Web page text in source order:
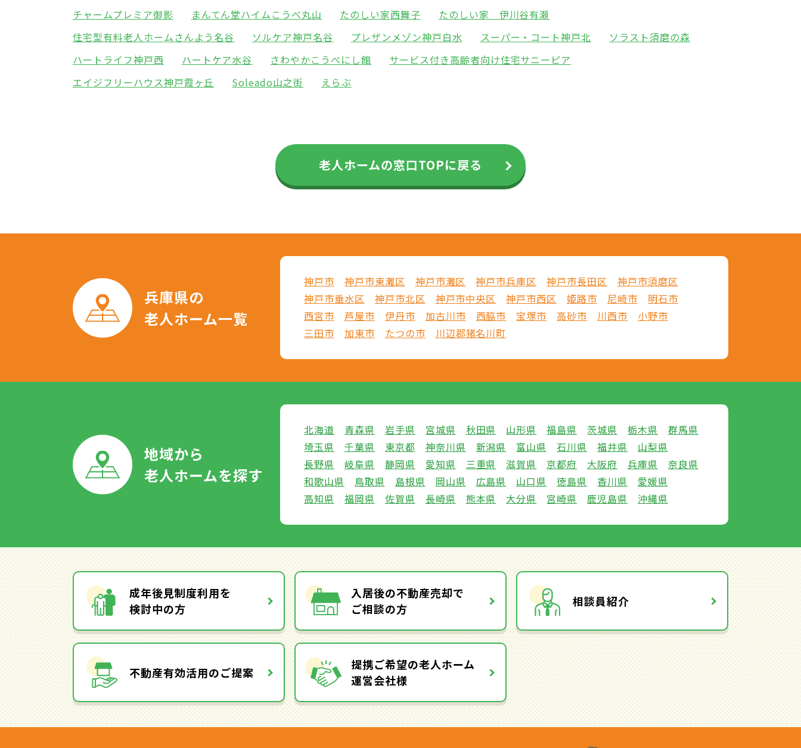
チャームプレミア御影
まんてん堂ハイムこうべ丸山 たのしい家西舞子
たのしい家 伊川谷有瀬
住宅型有料老人ホームさんよう名谷
ソルケア神戸名谷 プレザンメゾン神戸白水 スーパー・コート神戸北
ソラスト須磨の森
ハートライフ神戸西
ハートケア水谷 さわやかこうべにし館
サービス付き高齢者向け住宅サニーピア
エイジフリーハウス神戸霞ヶ丘
Soleado山之街 えらぶ
老人ホームの窓口TOPに戻る
兵庫県の
老人ホーム一覧
神戸市 神戸市東灘区 神戸市灘区 神戸市兵庫区 神戸市長田区
神戸市須磨区
神戸市垂水区
神戸市北区 神戸市中央区 神戸市西区 姫路市 尼崎市
明石市
西宮市
芦屋市 伊丹市 加古川市 西脇市 宝塚市 高砂市 川西市
小野市
三田市
加東市 たつの市 川辺郡猪名川町
地域から
老人ホームを探す
北海道 青森県 岩手県 宮城県 秋田県 山形県 福島県 茨城県 栃木県
群馬県
埼玉県
千葉県 東京都 神奈川県 新潟県 富山県 石川県 福井県
山梨県
長野県
岐阜県 静岡県 愛知県 三重県 滋賀県 京都府 大阪府 兵庫県
奈良県
和歌山県
鳥取県 島根県 岡山県 広島県 山口県 徳島県 香川県
愛媛県
高知県
福岡県 佐賀県 長崎県 熊本県 大分県 宮崎県 鹿児島県 沖縄県
成年後見制度利用を
検討中の方
入居後の不動産売却で
ご相談の方
相談員紹介
不動産有効活用のご提案
提携ご希望の老人ホーム
運営会社様